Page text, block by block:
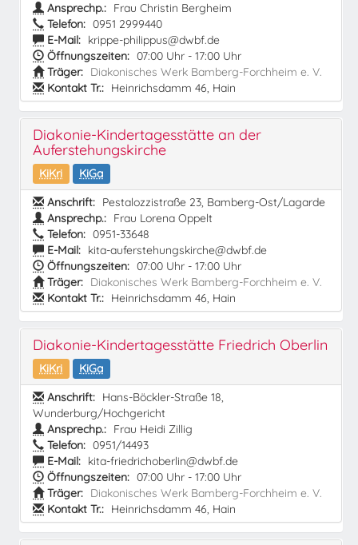
Ansprechp.: Frau Christin Bergheim
Telefon: 0951 2999440
E-Mail: krippe-philippus@dwbf.de
Öffnungszeiten: 07:00 Uhr - 17:00 Uhr
Träger: Diakonisches Werk Bamberg-Forchheim e. V.
Kontakt Tr.: Heinrichsdamm 46, Hain
Diakonie-Kindertagesstätte an der
Auferstehungskirche
KiKri
KiGa
Anschrift: Pestalozzistraße 23, Bamberg-Ost/Lagarde
Ansprechp.: Frau Lorena Oppelt
Telefon: 0951-33648
E-Mail: kita-auferstehungskirche@dwbf.de
Öffnungszeiten: 07:00 Uhr - 17:00 Uhr
Träger: Diakonisches Werk Bamberg-Forchheim e. V.
Kontakt Tr.: Heinrichsdamm 46, Hain
Diakonie-Kindertagesstätte Friedrich Oberlin
KiKri
KiGa
Anschrift: Hans-Böckler-Straße 18,
Wunderburg/Hochgericht
Ansprechp.: Frau Heidi Zillig
Telefon: 0951/14493
E-Mail: kita-friedrichoberlin@dwbf.de
Öffnungszeiten: 07:00 Uhr - 17:00 Uhr
Träger: Diakonisches Werk Bamberg-Forchheim e. V.
Kontakt Tr.: Heinrichsdamm 46, Hain